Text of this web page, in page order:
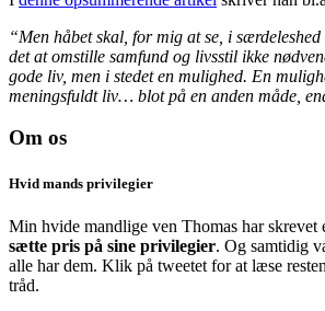
“Men håbet skal, for mig at se, i
det at omstille samfund og livsstil ikke
gode liv, men i stedet en mulighed. En
meningsfuldt liv… blot på en anden måde,
Om os
Hvid mands privilegier
Min hvide mandlige ven Thomas har skrevet
sætte pris på sine privilegier. Og samtidig
alle har dem. Klik på tweetet for at læse
tråd.